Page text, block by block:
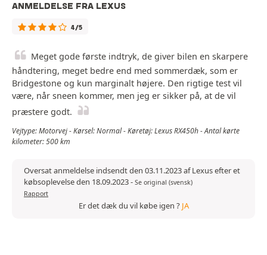
ANMELDELSE FRA LEXUS
4/5
Meget gode første indtryk, de giver bilen en skarpere
håndtering, meget bedre end med sommerdæk, som er
Bridgestone og kun marginalt højere. Den rigtige test vil
være, når sneen kommer, men jeg er sikker på, at de vil
præstere godt.
Vejtype: Motorvej - Kørsel: Normal - Køretøj: Lexus RX450h - Antal kørte
kilometer: 500 km
Oversat anmeldelse indsendt den 03.11.2023 af Lexus efter et
købsoplevelse den 18.09.2023- Se original (svensk)
Rapport
Er det dæk du vil købe igen ? JA